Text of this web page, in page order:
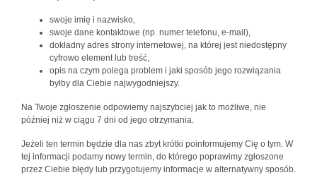
swoje imię i nazwisko,
swoje dane kontaktowe (np. numer telefonu, e-mail),
dokładny adres strony internetowej, na której jest niedostępny
cyfrowo element lub treść,
opis na czym polega problem i jaki sposób jego rozwiązania
byłby dla Ciebie najwygodniejszy.
Na Twoje zgłoszenie odpowiemy najszybciej jak to możliwe, nie
później niż w ciągu 7 dni od jego otrzymania.
Jeżeli ten termin będzie dla nas zbyt krótki poinformujemy Cię o tym. W
tej informacji podamy nowy termin, do którego poprawimy zgłoszone
przez Ciebie błędy lub przygotujemy informacje w alternatywny sposób.